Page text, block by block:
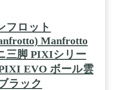
フロット
Manfrotto
三脚 PIXIシリー
EVO ボール雲
ラック